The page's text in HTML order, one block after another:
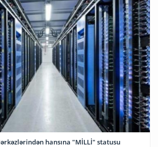
hansına "MİLLİ" statusu